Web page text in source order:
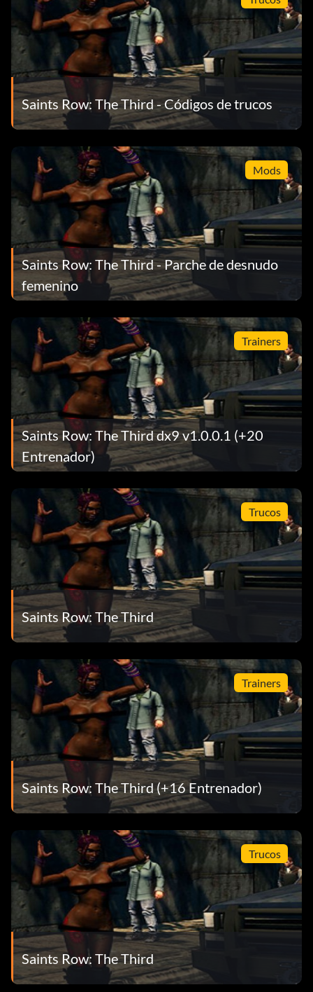
Saints Row: The Third - Códigos de trucos
Mods
Saints Row: The Third - Parche de desnudo
femenino
Trainers
Saints Row: The Third dx9 v1.0.0.1 (+20
Entrenador)
Trucos
Saints Row: The Third
Trainers
Saints Row: The Third (+16 Entrenador)
Trucos
Saints Row: The Third